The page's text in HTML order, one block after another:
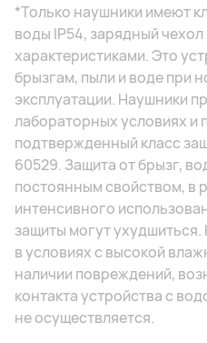
*Только наушники имеют
воды IP54, зарядный
характеристиками. Это
брызгам, пыли и воде при
эксплуатации. Наушники
лабораторных условиях и
подтвержденный класс
60529. Защита от брызг,
постоянным свойством, в
интенсивного
защиты могут
в условиях с высокой
наличии повреждений,
контакта устройства с
не осуществляется.